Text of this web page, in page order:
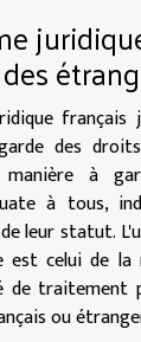
des
à
à tous,
leur statut.
est celui de la
de traitement
ou